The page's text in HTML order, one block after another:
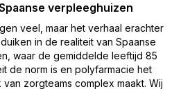
verpleeghuizen
veel, maar het verhaal erachter
in de realiteit van Spaanse
waar de gemiddelde leeftijd 85
de norm is en polyfarmacie het
zorgteams complex maakt. Wij